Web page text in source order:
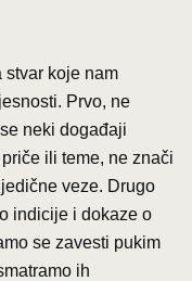
stvar koje nam
Prvo, ne
neki događaji
ili teme, ne znači
veze. Drugo
indicije i dokaze o
se zavesti pukim
ih